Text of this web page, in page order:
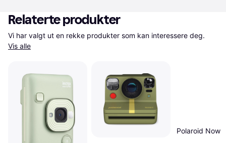
Relaterte produkter
Vis alle
Polaroid Now